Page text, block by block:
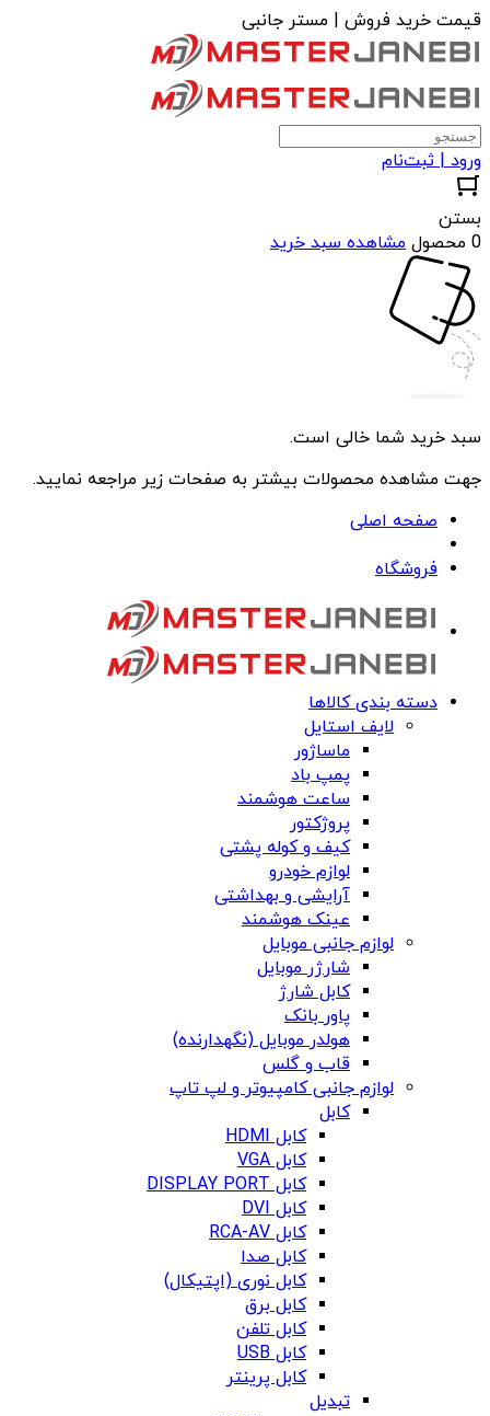
قیمت خرید فروش | مستر جانبی
ورود | ثبت‌نام
بستن
0 محصول
مشاهده سبد خرید
سبد خرید شما خالی است.
جهت مشاهده محصولات بیشتر به صفحات زیر مراجعه نمایید.
صفحه اصلی
فروشگاه
دسته بندی کالاها
لایف استایل
ماساژور
پمپ باد
ساعت هوشمند
پروژکتور
کیف و کوله پشتی
لوازم خودرو
آرایشی و بهداشتی
عینک هوشمند
لوازم جانبی موبایل
شارژر موبایل
کابل شارژ
پاور بانک
هولدر موبایل (نگهدارنده)
قاب و گلس
لوازم جانبی کامپیوتر و لپ تاپ
کابل
کابل HDMI
کابل VGA
کابل DISPLAY PORT
کابل DVI
کابل RCA-AV
کابل صدا
کابل نوری (اپتیکال)
کابل برق
کابل تلفن
کابل USB
کابل پرینتر
تبدیل